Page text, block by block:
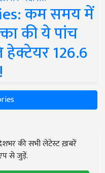
कम समय में
की ये पांच
हेक्टेयर 126.6
की सभी लेटेस्ट ख़बरें
से जुड़ें.